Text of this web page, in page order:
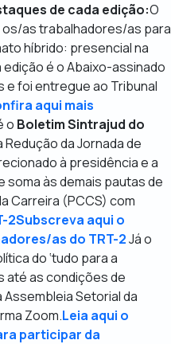
de cada edição:O
os/as trabalhadores/as para
híbrido: presencial na
é o Abaixo-assinado
e foi entregue ao Tribunal
aqui mais
o Boletim Sintrajud do
da Jornada de
à presidência e a
soma às demais pautas de
Carreira (PCCS) com
2Subscreva aqui o
as do TRT-2Já o
do‘tudo para a
até as condições de
Setorial da
Zoom.Leia aqui o
participar da